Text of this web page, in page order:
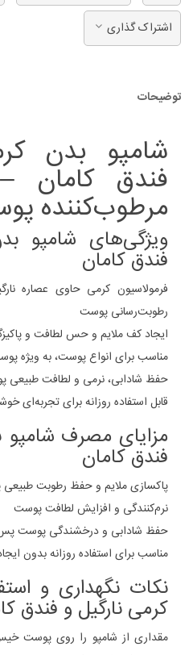
اشتراک گذاری
توضیحات
شامپو بدن
فندق کامان
مرطوب‌کننده
ویژگی‌های شامپو
فندق کامان
فرمولاسیون کرمی حاوی عصاره
رطوبت‌رسانی پوست
ایجاد کف ملایم و حس لطافت و
مناسب برای انواع پوست، به
حفظ شادابی، نرمی و لطافت
قابل استفاده روزانه برای تجربه‌ای
مزایای مصرف شامپو
فندق کامان
پاکسازی ملایم و حفظ رطوبت
نرم‌کنندگی و افزایش لطافت پوست
حفظ شادابی و درخشندگی پوست پس
مناسب برای استفاده روزانه بدون
نکات نگهداری و
کرمی نارگیل و فندق
مقداری از شامپو را روی پوست